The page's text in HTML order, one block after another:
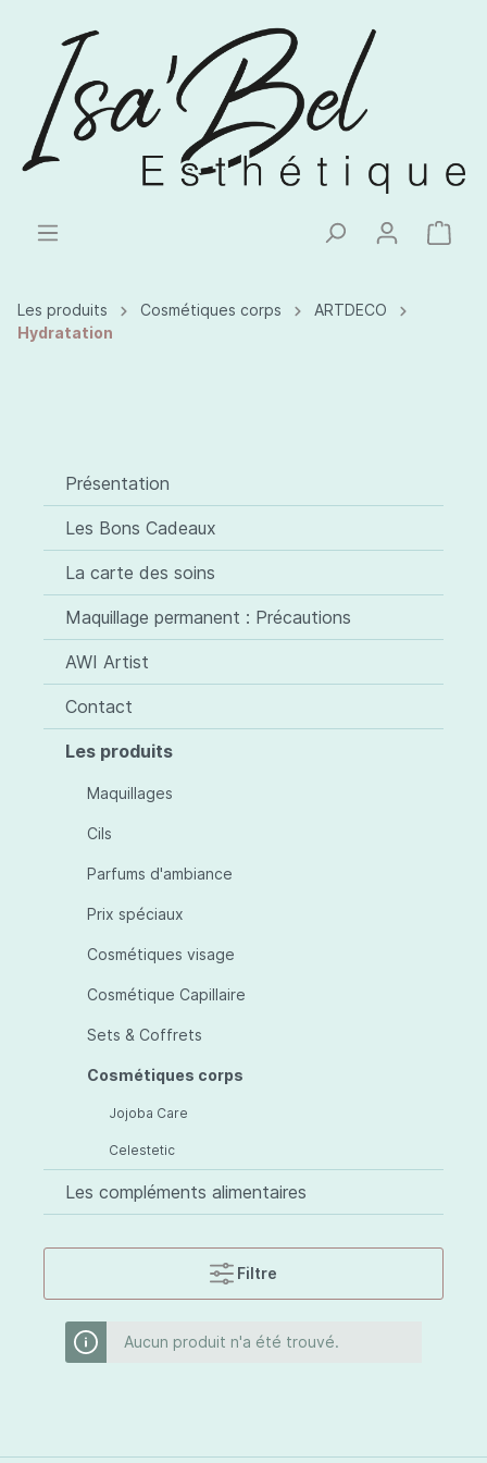
Les produits Cosmétiques corps
ARTDECO
Hydratation
Présentation
Les Bons Cadeaux
La carte des soins
Maquillage permanent : Précautions
AWI Artist
Contact
Les produits
Maquillages
Cils
Parfums d'ambiance
Prix spéciaux
Cosmétiques visage
Cosmétique Capillaire
Sets & Coffrets
Cosmétiques corps
Jojoba Care
Celestetic
Les compléments alimentaires
Filtre
Aucun produit n'a été trouvé.